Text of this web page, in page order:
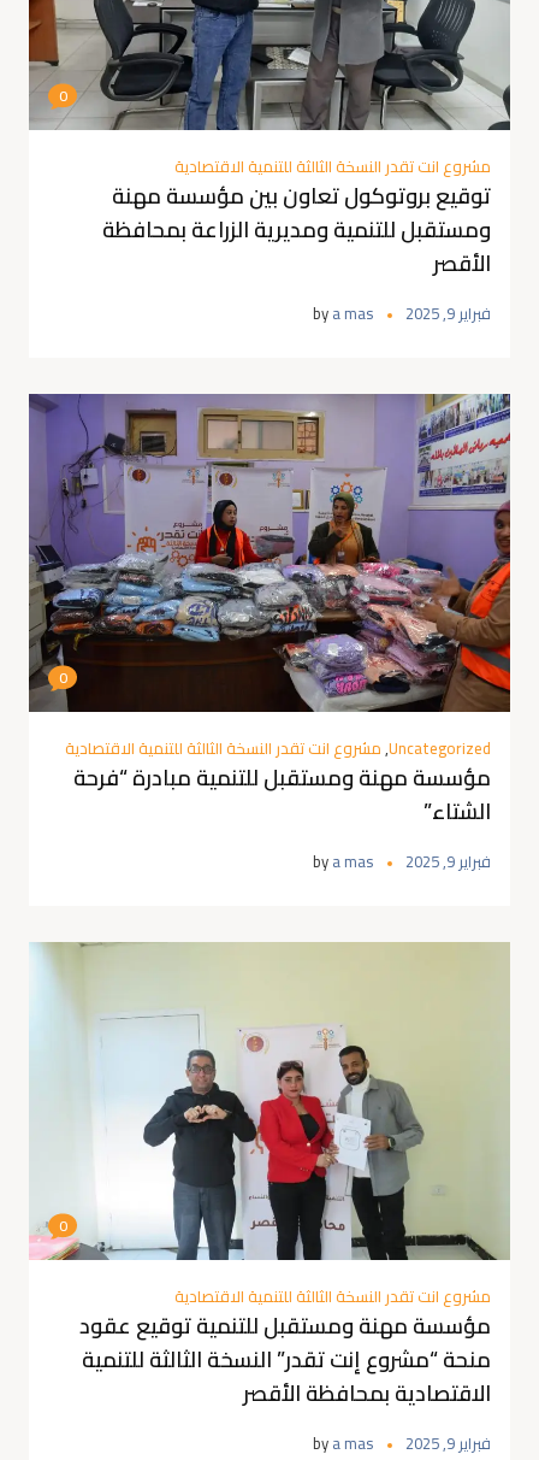
0
مشروع انت تقدر النسخة الثالثة للتنمية الاقتصادية
توقيع بروتوكول تعاون بين مؤسسة مهنة
ومستقبل للتنمية ومديرية الزراعة بمحافظة
الأقصر
فبراير 9, 2025 bya mas
0
Uncategorized
,مشروع انت تقدر النسخة الثالثة للتنمية الاقتصادية
مؤسسة مهنة ومستقبل للتنمية مبادرة “فرحة
الشتاء”
فبراير 9, 2025 bya mas
0
مشروع انت تقدر النسخة الثالثة للتنمية الاقتصادية
مؤسسة مهنة ومستقبل للتنمية توقيع عقود
منحة “مشروع إنت تقدر” النسخة الثالثة للتنمية
الاقتصادية بمحافظة الأقصر
فبراير 9, 2025 bya mas